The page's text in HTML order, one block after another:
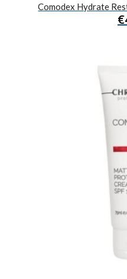
Comodex Hydrate
€